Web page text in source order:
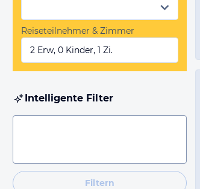
Reiseteilnehmer & Zimmer
2 Erw, 0 Kinder, 1 Zi.
Intelligente Filter
Filtern